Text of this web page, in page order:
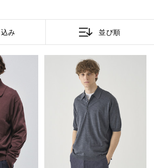
み 並び順